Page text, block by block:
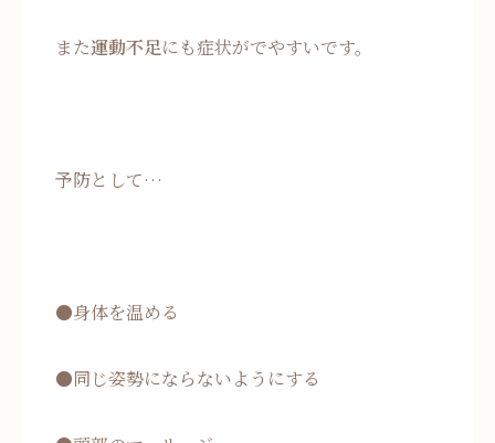
また運動不足にも症状がでやすいです。
予防として…
●身体を温める
●同じ姿勢にならないようにする